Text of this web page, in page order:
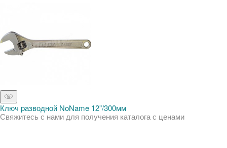
Ключ разводной NoName 12"/300мм
Свяжитесь с нами для получения каталога с ценами